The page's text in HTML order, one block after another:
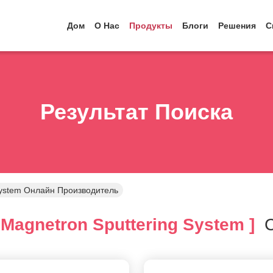
Дом О Нас Продукты Блоги Решения
Результат Поиска
Онлайн Производитель
Sputtering System ]